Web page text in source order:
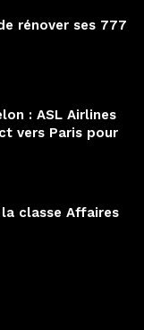
rénover ses 777
: ASL Airlines
vers Paris pour
classe Affaires